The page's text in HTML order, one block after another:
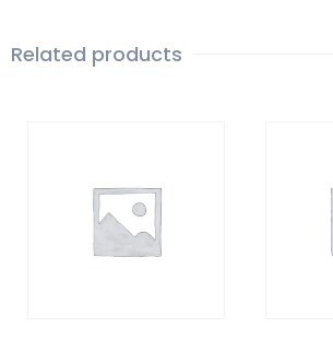
Related products